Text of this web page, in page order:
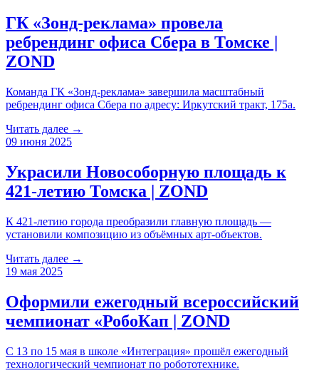
ГК «Зонд-реклама» провела
ребрендинг офиса Сбера в Томске |
ZOND
Команда ГК «Зонд-реклама» завершила масштабный
ребрендинг офиса Сбера по адресу: Иркутский тракт, 175а.
Читать далее →
09 июня 2025
Украсили Новособорную площадь к
421-летию Томска | ZOND
К 421-летию города преобразили главную площадь —
установили композицию из объёмных арт-объектов.
Читать далее →
19 мая 2025
Оформили ежегодный всероссийский
чемпионат «РобоКап | ZOND
С 13 по 15 мая в школе «Интеграция» прошёл ежегодный
технологический чемпионат по робототехнике.